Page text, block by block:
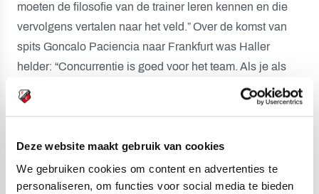
Deze website maakt gebruik van cookies
We gebruiken cookies om content en advertenties te
personaliseren, om functies voor social media te bieden
moeten de filosofie van de trainer leren kennen en die
vervolgens vertalen naar het veld.” Over de komst van
spits Goncalo Paciencia naar Frankfurt was Haller
helder: “Concurrentie is goed voor het team. Als je als
speler concurrentie hebt, wil je je elke dag bewijzen. Dat
is geen probleem voor mij. Ik wil elke dag mijn best doen
Onzekere tijdenwaren het voor Barry Maguire in
Ierland. De middenvelder, die 50 Eredivisiewedstrijden